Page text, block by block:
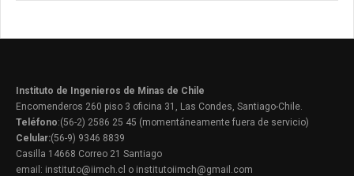
Instituto de Ingenieros de Minas de Chile
Encomenderos 260 piso 3 oficina 31, Las Condes, Santiago-Chile.
Teléfono:(56-2) 2586 25 45 (momentáneamente fuera de servicio)
Celular:(56-9) 9346 8839
Casilla 14668 Correo 21 Santiago
email: instituto@iimch.cl o institutoiimch@gmail.com